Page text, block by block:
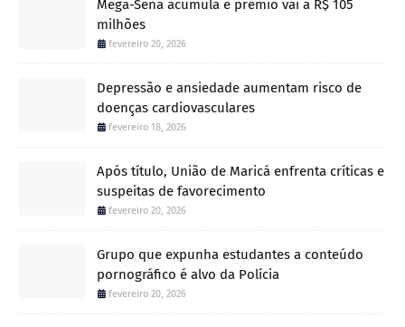
Mega-Sena acumula e prêmio vai a R$ 105
milhões
fevereiro 20, 2026
Depressão e ansiedade aumentam risco de
doenças cardiovasculares
fevereiro 18, 2026
Após título, União de Maricá enfrenta críticas e
suspeitas de favorecimento
fevereiro 20, 2026
Grupo que expunha estudantes a conteúdo
pornográfico é alvo da Polícia
fevereiro 20, 2026